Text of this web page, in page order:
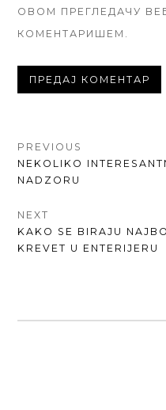
ОВОМ ПРЕГЛЕДАЧУ
КОМЕНТАРИШЕМ.
КРЕТАЊЕ
ЧЛАНКА
PREVIOUS
PREVIOUS
POST:
NEKOLIKO
NADZORU
NEXT
NEXT
POST:
KAKO SE BIRAJU
KREVET U ENTERIJERU